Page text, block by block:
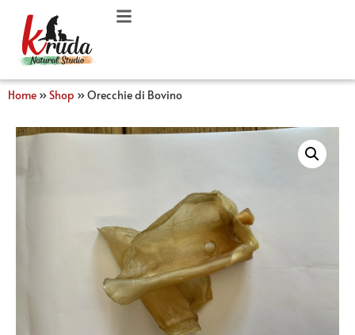
Home »Shop »Orecchie di Bovino